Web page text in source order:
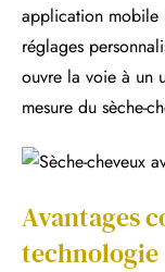
application mobile
réglages
ouvre la voie à un
mesure du sèche-
Avantages
technologie